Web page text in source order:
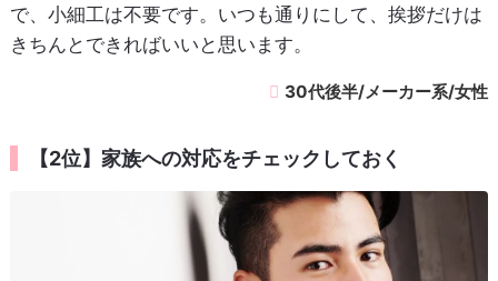
で、小細工は不要です。いつも通りにして、挨拶だけは
きちんとできればいいと思います。
30代後半/メーカー系/女性
【2位】家族への対応をチェックしておく